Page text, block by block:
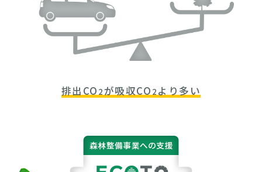
排出CO 2 が吸収CO 2 より多い